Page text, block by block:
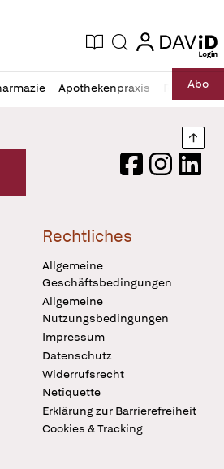
Zeitung
Aktuelle Ausgabe
Suche login
login
Apothekenpraxis RechtAbo
Verlag Logo
FacebookInstagram
Rechtliches
Allgemeine
Geschäftsbedingungen
Allgemeine
Nutzungsbedingungen
Impressum
Datenschutz
Widerrufsrecht
Netiquette
Erklärung zur Barrierefreiheit
Cookies & Tracking